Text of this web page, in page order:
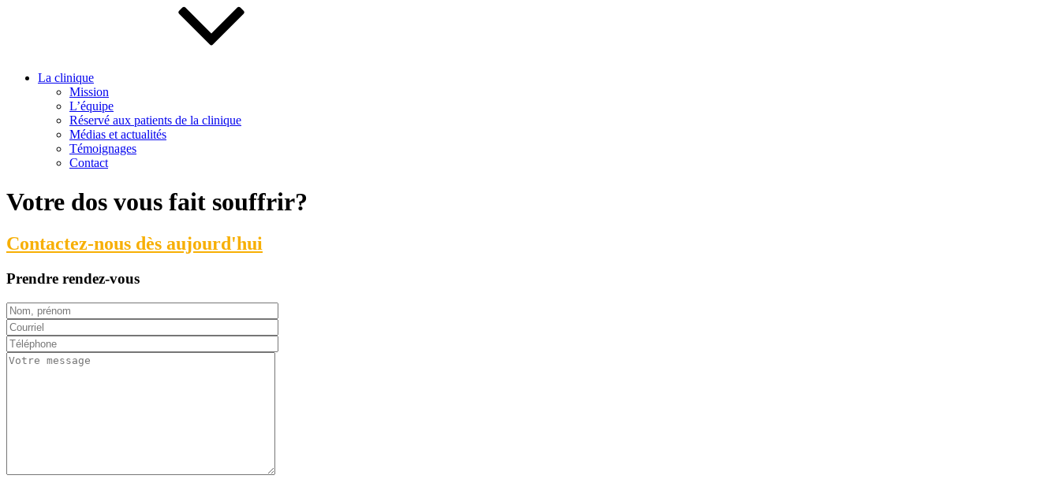
La clinique
Mission
L’équipe
Réservé aux patients de la clinique
Médias et actualités
Témoignages
Contact
Votre dos vous fait souffrir?
Contactez-nous dès aujourd'hui
Prendre rendez-vous